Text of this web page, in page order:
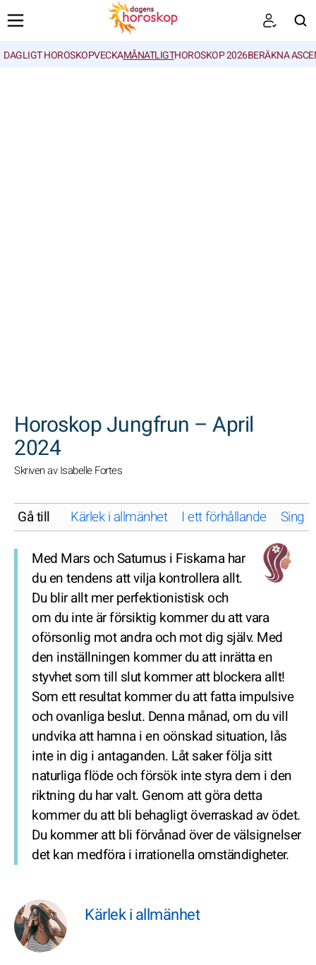
DAGLIGT HOROSKOPVECKAMÅNATLIGTHOROSKOP 2026BERÄKNA
Horoskop Jungfrun – April
2024
Skriven av Isabelle Fortes
Gå till Kärlek i allmänhet I ett förhållande Singel
Med Mars och Saturnus i Fiskarna har
du en tendens att vilja kontrollera allt.
Du blir allt mer perfektionistisk och
om du inte är försiktig kommer du att vara
oförsonlig mot andra och mot dig själv. Med
den inställningen kommer du att inrätta en
styvhet som till slut kommer att blockera allt!
Som ett resultat kommer du att fatta impulsive
och ovanliga beslut. Denna månad, om du vill
undvika att hamna i en oönskad situation, lås
inte in dig i antaganden. Låt saker följa sitt
naturliga flöde och försök inte styra dem i den
riktning du har valt. Genom att göra detta
kommer du att bli behagligt överraskad av ödet.
Du kommer att bli förvånad över de välsignelser
det kan medföra i irrationella omständigheter.
Kärlek i allmänhet